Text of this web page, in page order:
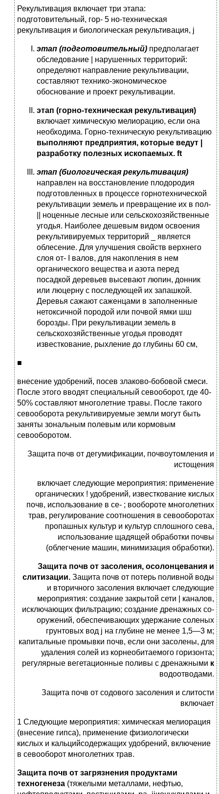
Рекультивация включает три этапа:
подготовительный, гор- 5 но-техническая
рекультивация и биологическая рекультивация, j
этап (подготовительный) предполагает
обследование | нарушенных территорий:
определяют направление рекульти­вации,
составляют технико-экономическое
обоснование и про­ект рекультивации.
этап (горно-техническая рекультивация)
включает хими­ческую мелиорацию, если она
необходима. Горно-техниче­скую рекультивацию
выполняют предприятия, которые ведут
разработку полезных ископаемых. ft
этап (биологическая рекультивация)
направлен на вос­становление плодородия
подготовленных в процессе горно­технической
рекультивации земель и превращение их в пол-
|| ноценные лесные или сельскохозяйственные
угодья. Наибо­лее дешевым видом освоения
рекультивируемых территорий _ является
облесение. Для улучшения свойств верхнего
слоя от- I валов, для накопления в нем
органического вещества и азота перед
посадкой деревьев высевают люпин, донник
или лю­церну с последующей их запашкой.
Деревья сажают саженца­ми в заполненные
нетоксичной породой или почвой ямки шш
борозды. При рекультивации земель в
сельскохозяйственные угодья проводят
известкование, рыхление до глубины 60 см,
■
внесение удобрений, посев злаково-бобовой смеси.
После этого вводят специальный севооборот, где 40-
50% составляют мно­голетние травы. После такого
севооборота рекультивируемые земли могут быть
заняты зональным полевым или кормовым
севооборотом.
Защита почв от дегумификации, почвоутомления и
истощения
включает следующие мероприятия: применение
органических ! удобрений, известкование кислых
почв, использование в се- ; вообороте многолетних
трав, регулирование соотношения в севооборотах
пропашных культур и культур сплошного сева,
использование щадящей обработки почвы
(облегчение машин, минимизация обработки).
Защита почв от засоления, осолонцевания и
слитизации. За­щита почв от потерь поливной воды
и вторичного засоления включает следующие
мероприятия: создание закрытой сети | каналов,
исключающих фильтрацию; создание дренажных со­
оружений, обеспечивающих удержание соленых
грунтовых вод j на глубине не менее 1,5—3 м;
капитальные промывки почв, если они засолены, для
удаления солей из корнеобитаемого горизонта;
регулярные вегетационные поливы с дренажными к
водоотводами.
Защита почв от содового засоления и слитости
включает
1 Следующие мероприятия: химическая мелиорация
(внесение гипса), применение физиологически
кислых и кальцийсодер­жащих удобрений, включение
в севооборот многолетних трав.
Защита почв от загрязнения продуктами
техногенеза (тяже­лыми металлами, нефтью,